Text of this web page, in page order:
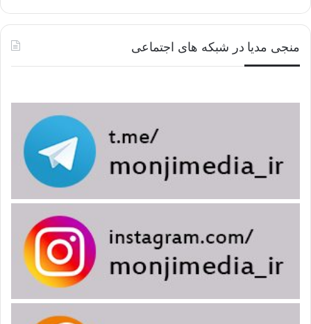
منجی مدیا در شبکه های اجتماعی